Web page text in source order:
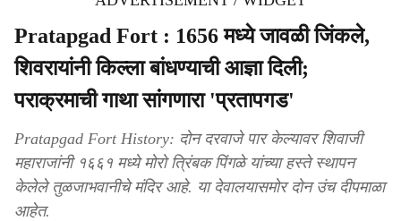
Pratapgad Fort : 1656 मध्ये जावळी जिंकले,
शिवरायांनी किल्ला बांधण्याची आज्ञा दिली;
पराक्रमाची गाथा सांगणारा 'प्रतापगड'
Pratapgad Fort History: दोन दरवाजे पार केल्यावर शिवाजी
महाराजांनी १६६१ मध्ये मोरो त्रिंबक पिंगळे यांच्या हस्ते स्थापन
केलेले तुळजाभवानीचे मंदिर आहे. या देवालयासमोर दोन उंच दीपमाळा
आहेत.